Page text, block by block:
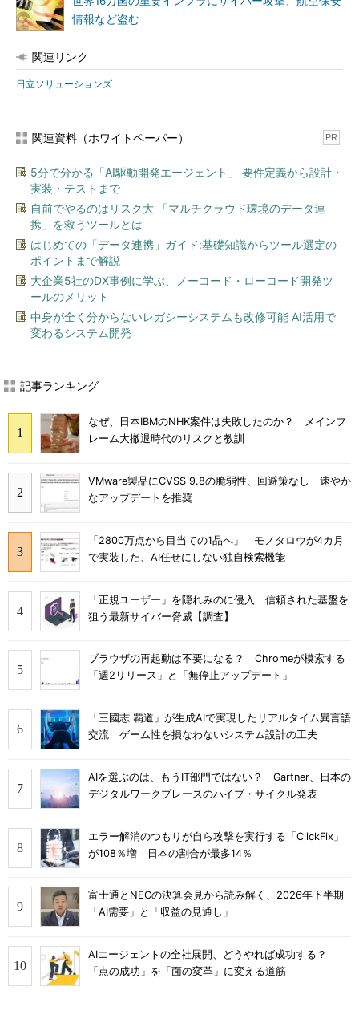
情報など盗む
関連リンク
日立ソリューションズ
関連資料（ホワイトペーパー） PR
5分で分かる「AI駆動開発エージェント」 要件定義から設計・
実装・テストまで
自前でやるのはリスク大 「マルチクラウド環境のデータ連
携」を救うツールとは
はじめての「データ連携」ガイド:基礎知識からツール選定の
ポイントまで解説
大企業5社のDX事例に学ぶ、ノーコード・ローコード開発ツ
ールのメリット
中身が全く分からないレガシーシステムも改修可能 AI活用で
変わるシステム開発
記事ランキング
なぜ、日本IBMのNHK案件は失敗したのか？ メインフ
レーム大撤退時代のリスクと教訓
VMware製品にCVSS 9.8の脆弱性、回避策なし 速やか
なアップデートを推奨
「2800万点から目当ての1品へ」 モノタロウが4カ月
で実装した、AI任せにしない独自検索機能
「正規ユーザー」を隠れみのに侵入 信頼された基盤を
狙う最新サイバー脅威【調査】
ブラウザの再起動は不要になる？ Chromeが模索する
「週2リリース」と「無停止アップデート」
「三國志 覇道」が生成AIで実現したリアルタイム異言語
交流 ゲーム性を損なわないシステム設計の工夫
AIを選ぶのは、もうIT部門ではない？ Gartner、日本の
デジタルワークプレースのハイプ・サイクル発表
エラー解消のつもりが自ら攻撃を実行する「ClickFix」
が108％増 日本の割合が最多14％
富士通とNECの決算会見から読み解く、2026年下半期
「AI需要」と「収益の見通し」
AIエージェントの全社展開、どうやれば成功する？
「点の成功」を「面の変革」に変える道筋